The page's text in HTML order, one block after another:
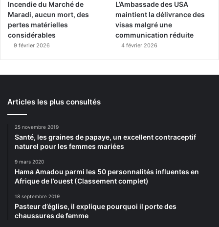
Incendie du Marché de
Maradi, aucun mort, des
pertes matérielles
considérables
9 février 2026
L’Ambassade des USA
maintient la délivrance des
visas malgré une
communication réduite
4 février 2026
Articles les plus consultés
25 novembre 2019
Santé, les graines de papaye, un excellent contraceptif
naturel pour les femmes mariées
9 mars 2020
Hama Amadou parmi les 50 personnalités influentes en
Afrique de l’ouest (Classement complet)
18 septembre 2019
Pasteur d’église, il explique pourquoi il porte des
chaussures de femme